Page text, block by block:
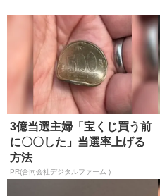
3億当選主婦「宝くじ買う前
に〇〇した」当選率上げる
方法
PR(合同会社デジタルファーム )